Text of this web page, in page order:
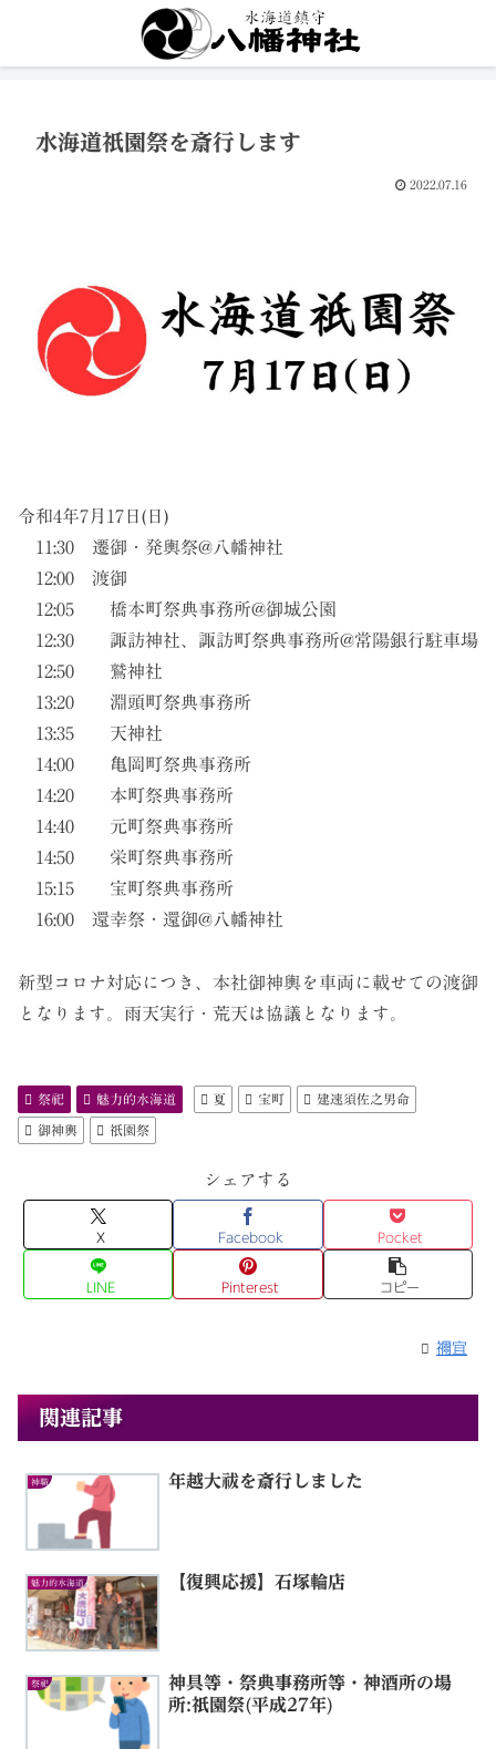
水海道祇園祭を斎行します
2022.07.16
令和4年7月17日(日)
11:30 遷御・発輿祭@八幡神社
12:00 渡御
12:05 橋本町祭典事務所@御城公園
12:30 諏訪神社、諏訪町祭典事務所@常陽銀行駐車場
12:50 鷲神社
13:20 淵頭町祭典事務所
13:35 天神社
14:00 亀岡町祭典事務所
14:20 本町祭典事務所
14:40 元町祭典事務所
14:50 栄町祭典事務所
15:15 宝町祭典事務所
16:00 還幸祭・還御@八幡神社
新型コロナ対応につき、本社御神輿を車両に載せての渡御
となります。雨天実行・荒天は協議となります。
祭祀 魅力的水海道 夏 宝町 建速須佐之男命
御神輿 祇園祭
シェアする
X Facebook Pocket
LINE Pinterest コピー
禰宜
関連記事
神職 年越大祓を斎行しました
魅力的水海道 【復興応援】石塚輪店
祭祀
神具等・祭典事務所等・神酒所の場
所:祇園祭(平成27年)